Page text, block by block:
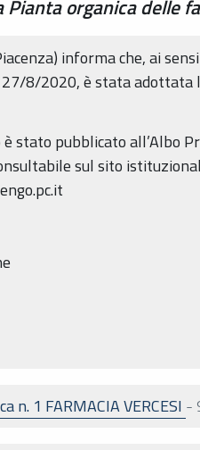
organica delle
informa che, ai
8/2020, è stata
stato pubblicato all’Albo
sul sito
n. 1 FARMACIA VERCESI -